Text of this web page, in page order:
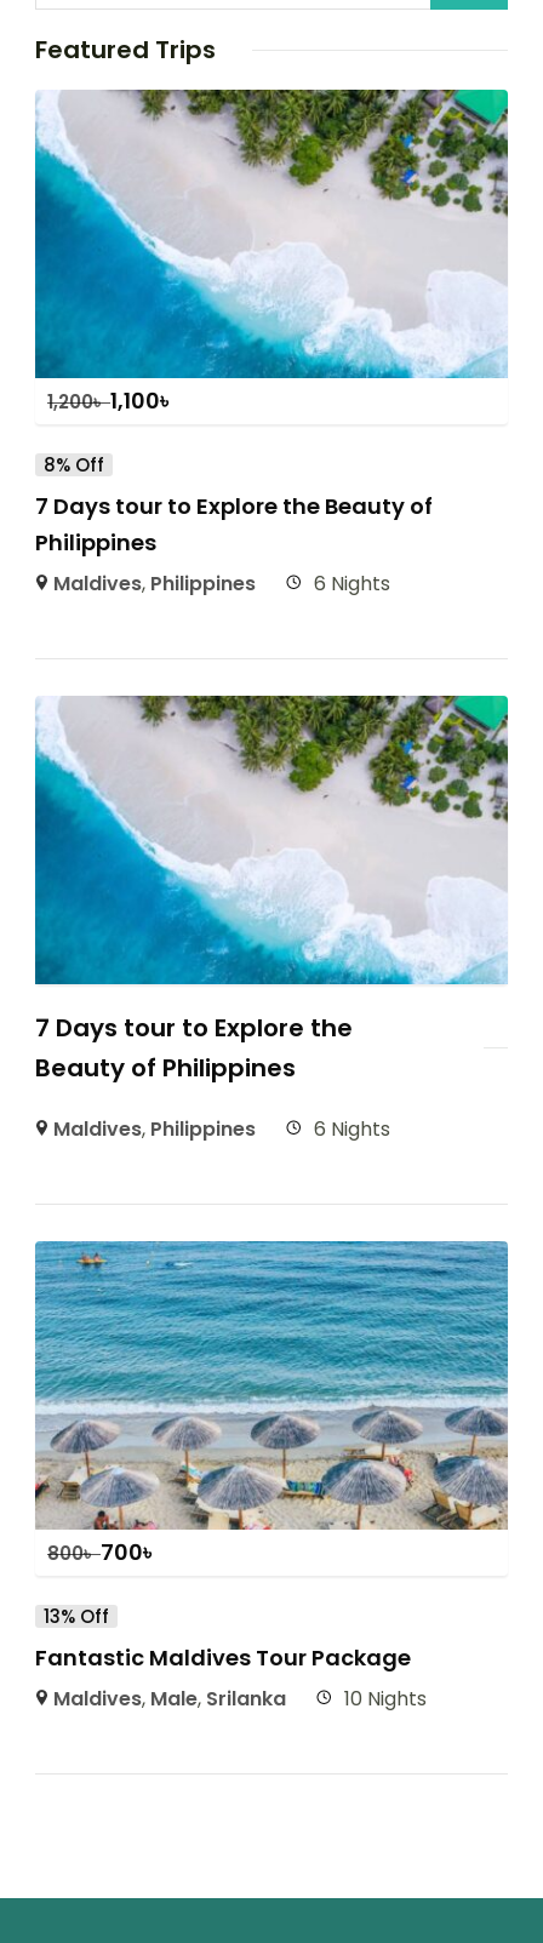
Featured Trips
1,200৳1,100৳
8% Off
7 Days tour to Explore the Beauty of
Philippines
Maldives, Philippines 6 Nights
7 Days tour to Explore the
Beauty of Philippines
Maldives, Philippines 6 Nights
800৳ 700৳
13% Off
Fantastic Maldives Tour Package
Maldives, Male, Srilanka 10 Nights